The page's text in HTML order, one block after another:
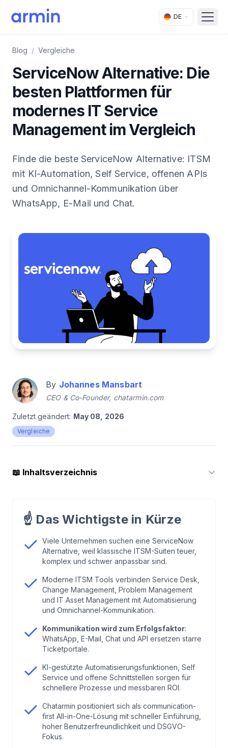
DE
Blog / Vergleiche
ServiceNow Alternative: Die
besten Plattformen für
modernes IT Service
Management im Vergleich
Finde die beste ServiceNow Alternative: ITSM
mit KI-Automation, Self Service, offenen APIs
und Omnichannel-Kommunikation über
WhatsApp, E-Mail und Chat.
By Johannes Mansbart
CEO & Co-Founder, chatarmin.com
Zuletzt geändert: May 08, 2026
Vergleiche
📖 Inhaltsverzeichnis
als je zuvor?
. Was zeichnet eine moderne ServiceNow
Alternative aus?
.Anbieter-Vergleich: Die besten ServiceNow
Alternativen im Überblick
Steckbriefe moderner ServiceNow
Alternativen: Einsatzbereiche, Stärken & Grenzen
im Blick
.Automatisierung, KI & Self Service: Wie du mit
modernen ITSM-Lösungen Zeit, Kosten und
Tickets reduzierst
Preisstrukturen & Time-to-Value:
Wirtschaftlicher Nutzen, ROI & Implementierung
☝️ Das Wichtigste in Kürze
Viele Unternehmen suchen eine ServiceNow
Alternative, weil klassische ITSM-Suiten teuer,
komplex und schwer anpassbar sind.
Moderne ITSM Tools verbinden Service Desk,
Change Management, Problem Management
und IT Asset Management mit Automatisierung
und Omnichannel-Kommunikation.
Kommunikation wird zum Erfolgsfaktor:
WhatsApp, E-Mail, Chat und API ersetzen starre
Ticketportale.
KI-gestützte Automatisierungsfunktionen, Self
Service und offene Schnittstellen sorgen für
schnellere Prozesse und messbaren ROI.
Chatarmin positioniert sich als communication-
first All-in-One-Lösung mit schneller Einführung,
hoher Benutzerfreundlichkeit und DSGVO-
Fokus.